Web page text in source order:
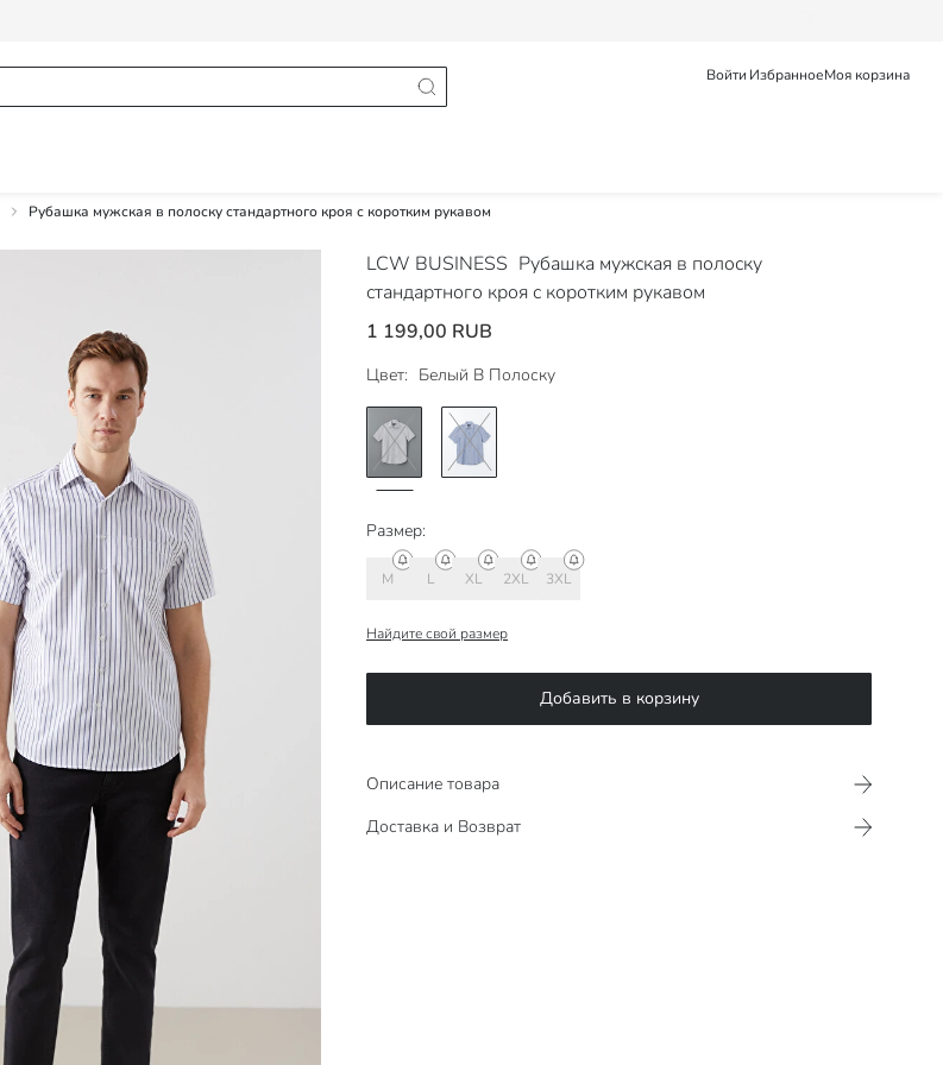
Войти ИзбранноеМоя корзина
Рубашка мужская в полоску стандартного кроя с коротким рукавом
LCW BUSINESS Рубашка мужская в полоску
стандартного кроя с коротким рукавом
1 199,00 RUB
Цвет: Белый В Полоску
Размер:
M L XL 2XL 3XL
Найдите свой размер
Добавить в корзину
Описание товара
Доставка и Возврат